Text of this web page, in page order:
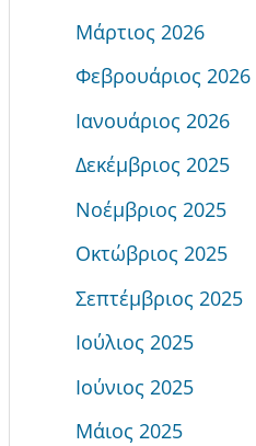
Μάρτιος 2026
Φεβρουάριος 2026
Ιανουάριος 2026
Δεκέμβριος 2025
Νοέμβριος 2025
Οκτώβριος 2025
Σεπτέμβριος 2025
Ιούλιος 2025
Ιούνιος 2025
Μάιος 2025